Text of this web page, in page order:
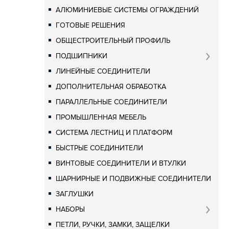
АЛЮМИНИЕВЫЕ СИСТЕМЫ ОГРАЖДЕНИЙ
ГОТОВЫЕ РЕШЕНИЯ
ОБЩЕСТРОИТЕЛЬНЫЙ ПРОФИЛЬ
ПОДШИПНИКИ
ЛИНЕЙНЫЕ СОЕДИНИТЕЛИ
ДОПОЛНИТЕЛЬНАЯ ОБРАБОТКА
ПАРАЛЛЕЛЬНЫЕ СОЕДИНИТЕЛИ
ПРОМЫШЛЕННАЯ МЕБЕЛЬ
СИСТЕМА ЛЕСТНИЦ И ПЛАТФОРМ
БЫСТРЫЕ СОЕДИНИТЕЛИ
ВИНТОВЫЕ СОЕДИНИТЕЛИ И ВТУЛКИ
ШАРНИРНЫЕ И ПОДВИЖНЫЕ СОЕДИНИТЕЛИ
ЗАГЛУШКИ
НАБОРЫ
ПЕТЛИ, РУЧКИ, ЗАМКИ, ЗАЩЕЛКИ